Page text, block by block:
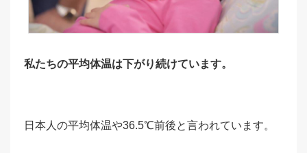
私たちの平均体温は下がり続けています。
日本人の平均体温や36.5℃前後と言われています。